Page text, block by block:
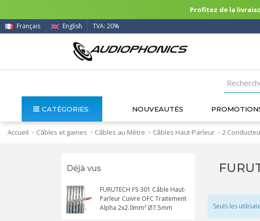
Profitez de la
Français English TVA: 20%
CATÉGORIES NOUVEAUTÉS
Accueil > Câbles et gaines > Câbles au Mètre > Câbles Haut-Parleur >2
Déjà vus
FURUTECH FS-301 Câble Haut-
Parleur Cuivre OFC Traitement
Alpha 2x2.0mm² Ø7.5mm
Seuls les